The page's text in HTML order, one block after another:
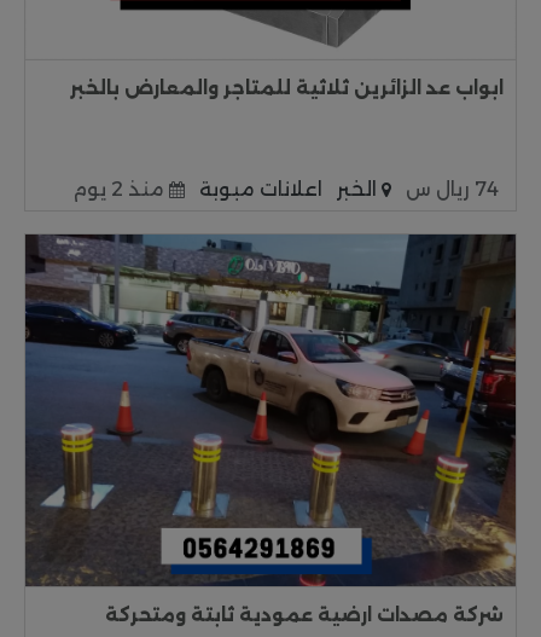
ابواب عد الزائرين ثلاثية للمتاجر والمعارض بالخبر
74 ريال س الخبر اعلانات مبوبة منذ 2 يوم
شركة مصدات ارضية عمودية ثابتة ومتحركة